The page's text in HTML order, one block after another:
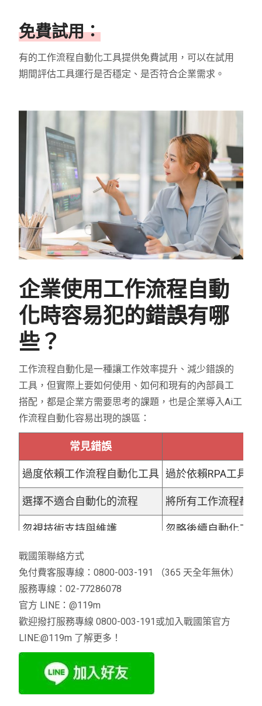
免費試用：
有的工作流程自動化工具提供免費試用，可以在試用
期間評估工具運行是否穩定、是否符合企業需求。
企業使用工作流程自動
化時容易犯的錯誤有哪
些？
工作流程自動化是一種讓工作效率提升、減少錯誤的
工具，但實際上要如何使用、如何和現有的內部員工
搭配，都是企業方需要思考的課題，也是企業導入Ai工
作流程自動化容易出現的誤區：
常見錯誤
過度依賴工作流程自動化工具 過於依賴RPA工具
選擇不適合自動化的流程 將所有工作流程都
忽視技術支持與維護 忽略後續自動化工
未全面測試
缺乏員工支持
未設置目標
戰國策聯絡方式
免付費客服專線：0800-003-191 （365 天全年無休）
服務專線：02-77286078
官方 LINE：@119m
歡迎撥打服務專線 0800-003-191或加入戰國策官方
LINE:@119m 了解更多！